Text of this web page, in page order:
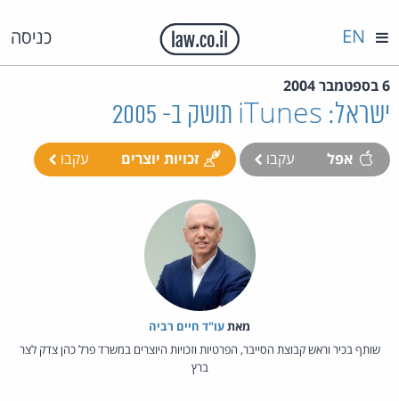
כניסה EN
6 בספטמבר 2004
ישראל: iTunes תושק ב- 2005
אפל עקבו זכויות יוצרים עקבו
מאת‏עו"ד חיים רביה
שותף בכיר וראש קבוצת הסייבר, הפרטיות וזכויות היוצרים במשרד פרל כהן צדק לצר
ברץ